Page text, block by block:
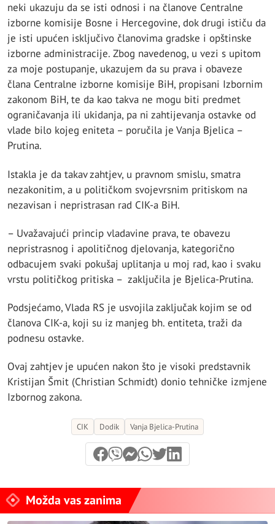
neki ukazuju da se isti odnosi i na članove Centralne
izborne komisije Bosne i Hercegovine, dok drugi ističu da
je isti upućen isključivo članovima gradske i opštinske
izborne administracije. Zbog navedenog, u vezi s upitom
za moje postupanje, ukazujem da su prava i obaveze
člana Centralne izborne komisije BiH, propisani Izbornim
zakonom BiH, te da kao takva ne mogu biti predmet
ograničavanja ili ukidanja, pa ni zahtijevanja ostavke od
vlade bilo kojeg eniteta – poručila je Vanja Bjelica –
Prutina.
Istakla je da takav zahtjev, u pravnom smislu, smatra
nezakonitim, a u političkom svojevrsnim pritiskom na
nezavisan i nepristrasan rad CIK-a BiH.
– Uvažavajući princip vladavine prava, te obavezu
nepristrasnog i apolitičnog djelovanja, kategorično
odbacujem svaki pokušaj uplitanja u moj rad, kao i svaku
vrstu političkog pritiska – zaključila je Bjelica-Prutina.
Podsjećamo, Vlada RS je usvojila zaključak kojim se od
članova CIK-a, koji su iz manjeg bh. entiteta, traži da
podnesu ostavke.
Ovaj zahtjev je upućen nakon što je visoki predstavnik
Kristijan Šmit (Christian Schmidt) donio tehničke izmjene
Izbornog zakona.
CIK Dodik Vanja Bjelica-Prutina
Možda vas zanima